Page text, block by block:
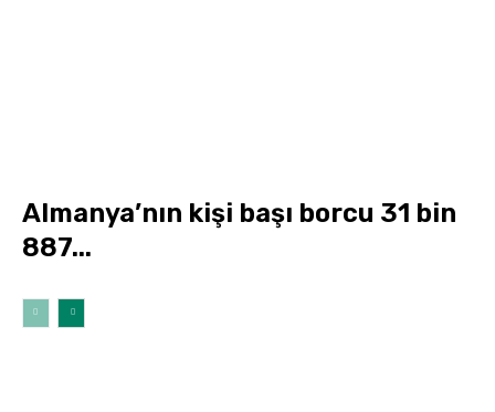
Almanya’nın kişi başı borcu 31 bin
887...